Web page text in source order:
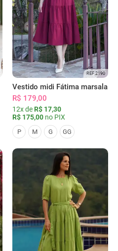
REF 2190
Vestido midi Fátima marsala
R$ 179,00
12x de R$ 17,30
R$ 175,00 no PIX
P M G GG